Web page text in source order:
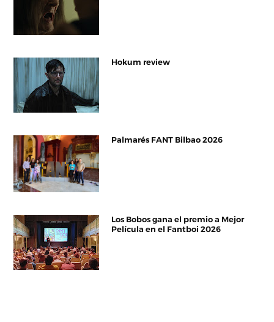
Hokum review
Palmarés FANT Bilbao 2026
Los Bobos gana el premio a Mejor
Película en el Fantboi 2026